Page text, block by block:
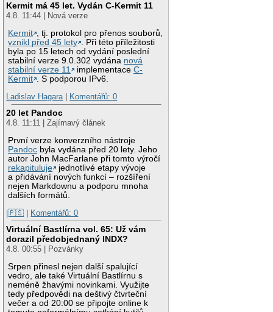
Kermit má 45 let. Vydán C-Kermit 11
4.8. 11:44 | Nová verze
Kermit
, tj. protokol pro přenos souborů,
vznikl před 45 lety
. Při této příležitosti
byla po 15 letech od vydání poslední
stabilní verze 9.0.302 vydána nová
stabilní verze 11
implementaceC-
Kermit
. S podporou IPv6.
Ladislav Hagara| Komentářů: 0
20 let Pandoc
4.8. 11:11 | Zajímavý článek
První verze konverzního nástroje
Pandoc byla vydána před 20 lety. Jeho
autor John MacFarlane při tomto výročí
rekapituluje
jednotlivé etapy vývoje
a přidávání nových funkcí – rozšíření
nejen Markdownu a podporu mnoha
dalších formátů.
|🇵🇸
Komentářů: 0
Virtuální Bastlírna vol. 65: Už vám
dorazil předobjednaný INDX?
4.8. 00:55 | Pozvánky
Srpen přinesl nejen další spalující
vedro, ale také Virtuální Bastlírnu s
neméně žhavými novinkami. Využijte
tedy předpovědi na deštivý čtvrteční
večer a od 20:00 se připojte online k